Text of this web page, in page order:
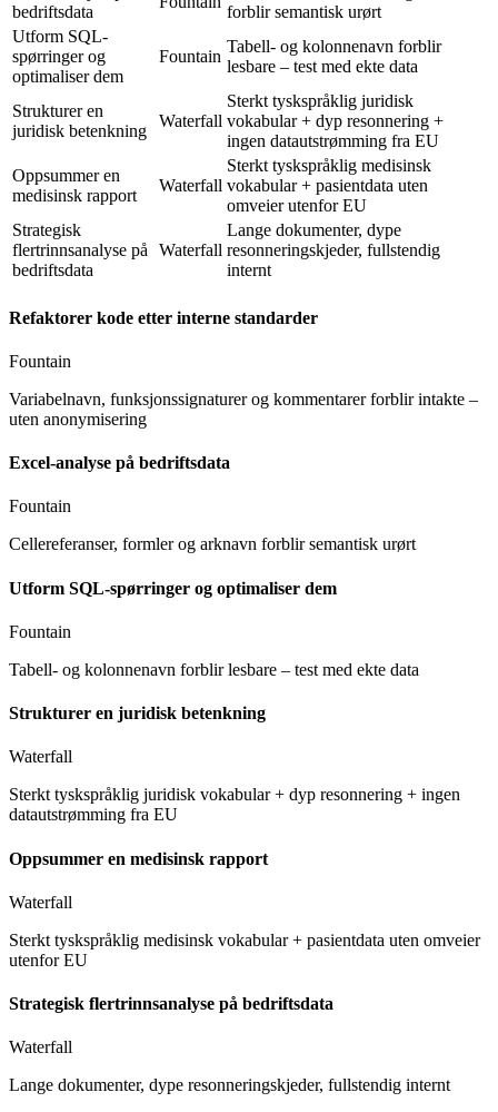
bedriftsdata
forblir semantisk urørt
Utform SQL-
spørringer og
optimaliser dem
Fountain
Tabell- og kolonnenavn forblir
lesbare – test med ekte data
Strukturer en
juridisk betenkning
Waterfall
Sterkt tyskspråklig juridisk
vokabular + dyp resonnering +
ingen datautstrømming fra EU
Oppsummer en
medisinsk rapport
Waterfall
Sterkt tyskspråklig medisinsk
vokabular + pasientdata uten
omveier utenfor EU
Strategisk
flertrinnsanalyse på
bedriftsdata
Waterfall
Lange dokumenter, dype
resonneringskjeder, fullstendig
internt
Refaktorer kode etter interne standarder
Fountain
Variabelnavn, funksjonssignaturer og kommentarer forblir intakte –
uten anonymisering
Excel-analyse på bedriftsdata
Fountain
Cellereferanser, formler og arknavn forblir semantisk urørt
Utform SQL-spørringer og optimaliser dem
Fountain
Tabell- og kolonnenavn forblir lesbare – test med ekte data
Strukturer en juridisk betenkning
Waterfall
Sterkt tyskspråklig juridisk vokabular + dyp resonnering + ingen
datautstrømming fra EU
Oppsummer en medisinsk rapport
Waterfall
Sterkt tyskspråklig medisinsk vokabular + pasientdata uten omveier
utenfor EU
Strategisk flertrinnsanalyse på bedriftsdata
Waterfall
Lange dokumenter, dype resonneringskjeder, fullstendig internt